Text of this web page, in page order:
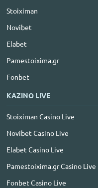
Stoiximan
Novibet
Elabet
Pamestoixima.gr
Fonbet
ΚΑΖΙΝΟ LIVE
Stoiximan Casino Live
Novibet Casino Live
Elabet Casino Live
Pamestoixima.gr Casino Live
Fonbet Casino Live